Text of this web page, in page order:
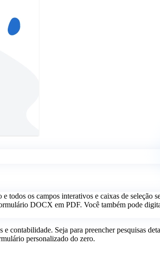
os campos interativos e caixas de seleção
DOCX em PDF. Você também pode
contabilidade. Seja para preencher pesquisas
personalizado do zero.